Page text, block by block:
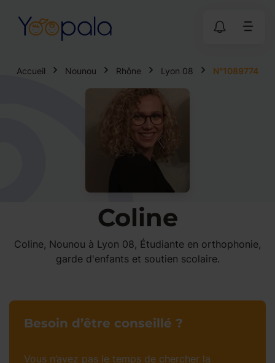
Accueil Nounou Rhône Lyon 08 N°1089774
Coline
Coline, Nounou à Lyon 08, Étudiante en orthophonie,
garde d'enfants et soutien scolaire.
Besoin d’être conseillé ?
Vous n’avez pas le temps de chercher la